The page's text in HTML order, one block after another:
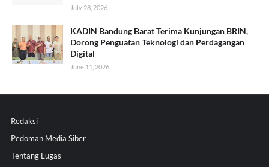
July 28, 2026
KADIN Bandung Barat Terima Kunjungan BRIN,
Dorong Penguatan Teknologi dan Perdagangan
Digital
June 11, 2026
Redaksi
Pedoman Media Siber
Tentang Lugas